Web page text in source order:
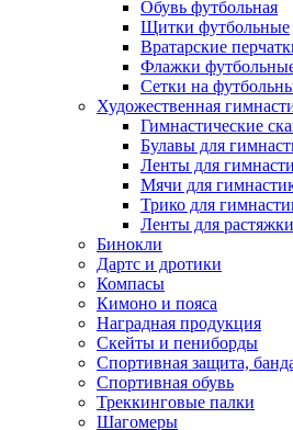
Обувь футбольная
Щитки футбольные
Вратарские
Флажки
Сетки на
Художественная
Гимнастические
Булавы для
Ленты для
Мячи для
Трико для
Ленты для растяжки
Бинокли
Дартс и дротики
Компасы
Кимоно и пояса
Наградная продукция
Скейты и пениборды
Спортивная защита,
Спортивная обувь
Треккинговые палки
Шагомеры